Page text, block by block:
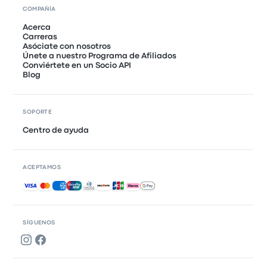
SÍGUENOS
COMPAÑÍA
Acerca
Carreras
Asóciate con nosotros
Únete a nuestro Programa de Afiliados
Conviértete en un Socio API
Blog
SOPORTE
Centro de ayuda
ACEPTAMOS
Pagos aceptados